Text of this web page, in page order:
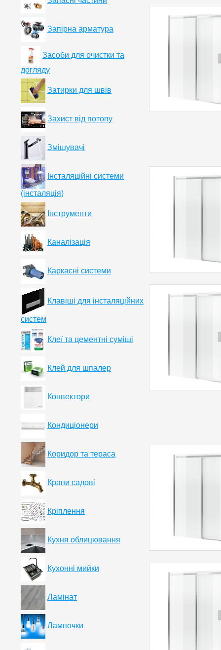
Запірна арматура
Засоби для очистки та
догляду
Затирки для швів
Захист від потопу
Змішувачі
Інсталяційні системи
(інсталяція)
Інструменти
Каналізація
Каркасні системи
Клавіші для інсталяційних
систем
Клеї та цементні суміші
Клей для шпалер
Конвектори
Кондиціонери
Коридор та тераса
Крани садові
Кріплення
Кухня облицювання
Кухонні мийки
Ламінат
Лампочки